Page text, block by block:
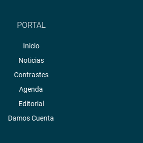
PORTAL
Inicio
Noticias
Contrastes
Agenda
Editorial
Damos Cuenta